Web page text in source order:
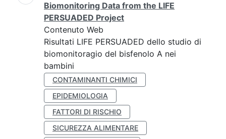
Biomonitoring Data from the LIFE
PERSUADED Project
Contenuto Web
Risultati LIFE PERSUADED dello studio di
biomonitoragio del bisfenolo A nei
bambini
CONTAMINANTI CHIMICI
EPIDEMIOLOGIA
FATTORI DI RISCHIO
SICUREZZA ALIMENTARE